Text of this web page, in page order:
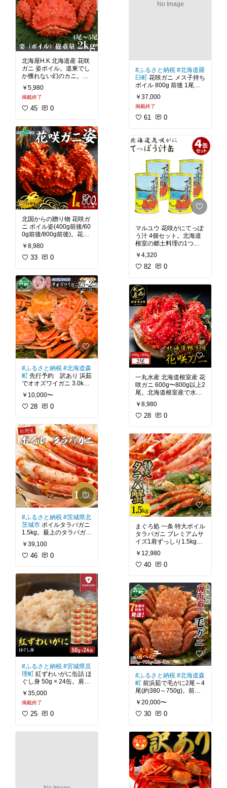
#オオズワイガニ #浜茹で
#大量発生 #冷蔵 #海鮮 #
ごちそう #我が家のお取
り寄せ #おうちごはん #
晩ご飯の救世主 #晩酌の
おとも #映えグルメ #き
まぐれクック
#かねこ
#
送料無料
北海屋H.K 北海道産 花咲
ガニ 姿ボイル。道東でし
か獲れない幻のカニ。肉
厚で濃厚。茹でて良し、
焼いて良し、弾力のある
濃厚な花咲ガニは、汁物
や鍋、様々な調理に向い
セになります。身が詰ま
ったカニだけが厳選され
#北海屋HK #北海道 #花
咲ガニ #ボイル #絶品鍋 #
紋別 #カニ汁 #ごちそう #
我が家のお取り寄せ #お
うちごはん #晩ご飯の救
世主 #晩酌のおとも #映
えグルメ #送料無料
￥5,980
掲載終了
45 0
北国からの贈り物 花咲ガ
ニ ボイル姿(400g前後/60
0g前後/800g前後)。花が
咲いたような姿の花咲ガ
ニ。旨みが多く、芳醇で
コクと甘みがクセになる
す。ハサミを上下に振る
姿がツキを招いているよ
うに見えることから縁起
が良い食べ物とされてい
#花咲ガニ #北海道 #ボイ
ル #てっぽう汁 #海鮮 #ご
ちそう #我が家のお取り
寄せ #おうちごはん #晩
ご飯の救世主 #晩酌のお
とも #映えグルメ #絶品
#送料無料
￥8,980
33 0
#ふるさと納税 #北海道森
町 先行予約 訳あり 浜茹
でオオズワイガニ 3.0kg
詰め込みセット。大量発
生で厄介者扱いと言われ
ているオオズワイガニ。
ない美味しさと言われて
います。北海道噴火湾で
獲れた新鮮な「オオズワ
イガニ」を浜茹でし、急
速冷凍しています。足折
れ、足もげ、2枚皮、身
入りバラつきありなどの
ものが入っていますが、
家庭で茹でたてのかにの
#オオズワイガニ #訳あり
#噴火湾 #海鮮 #
冷凍 #足折れ #ボイル #ご
ちそう #我が家のお取り
寄せ #おうちごはん #晩
ご飯の救世主
えグルメ #きまぐれクッ
￥10,000〜
28 0
#ふるさと納税 #茨城県北
茨城市 ボイルタラバガニ
1.5kg。最上のタラバガニ
を厳選して袋詰めしてい
ます。他のズワイガニや
毛ガニとは比べものにな
し、美味しさそのまま急
速凍結した一級品。 自然
解凍するだけで、まるで
未冷凍のような身質と食
感、そして身離れの良さ
を実現しています。 大き
さといい、味といいタラ
バガニの魅力を存分に楽
#タラバガニ
#ボイル #冷
凍
#ごちそう
#我が家の
お取り寄せ #おうちごは
ん #晩ご飯の救世主 #晩
酌のおとも #海鮮 #映え
グルメ #絶品鍋 #送料無
料
￥39,100
46 0
#ふるさと納税 #宮城県亘
理町 紅ずわいがに缶詰 ほ
ぐし身 50g × 24缶。肩肉
ほぐし身で造った、最も
手軽に色々なお料理に使
えるタイプです。なるべ
くカニ肉がふっくらする
￥35,000
掲載終了
25 0
#大量発生
#冷蔵 #海鮮
No Image
#ふるさと納税 #北海道羅
臼町 花咲ガニ メス子持ち
ボイル 800g 前後 1尾。
日本では道東でしか取れ
ない「幻のかに」です。
かに通の中では食べるの
なら花咲がに、その中で
さ、身入を厳選して自社
工場でボイル加工してい
ます。身はもちろんのこ
と、みそも濃厚で花咲が
にの内子と和えて食べる
と思わず、うまい！と絶
品の味花咲がにが楽しめ
#花咲ガニ #メス子持ち #
内子 #海鮮 #ごちそう
#我
が家のお取り寄せ #おう
主 #晩酌のおとも #映え
グルメ #送料無料
￥37,000
掲載終了
61 0
マルユウ 花咲がにてっぽ
う汁 4個セット。北海道
根室の郷土料理の1つ鉄
砲汁。花咲ガニの脚をぶ
つ切りにして殻のまま味
噌汁に入れています。濃
になっています。北海道
東でしか獲れない「花咲
ガニ」はとても貴重なか
にです。根室花咲港でよ
く水揚げされること、茹
でるとパッと花が咲いた
ように赤くなることが由
#花咲ガニ #マルユウ #鉄
砲汁 #缶詰 #北海道 #根室
#郷土料理
#ぶつ切り #味
噌汁
#濃厚 #ごちそう
#我
が家のお取り寄せ #おう
ちごはん #晩ご飯の救世
主 #晩酌のおとも #映え
グルメ #送料無料
￥4,320
82 0
一丸水産 北海道根室産 花
咲ガニ 600g〜800g以上2
尾。北海道根室産で水揚
げされた花咲ガニを厳選
買い付け。活きたまま味
にこだわった塩水で浜茹
るほど身入りは抜群で
す。奇跡の地北海道が育
んだ新鮮な幸が根室から
#一丸水産 #根室 #花咲ガ
ニ #急速冷凍 #ボイル #海
鮮 #ごちそう #我が家の
お取り寄せ #おうちごは
ん #晩ご飯の救世主 #晩
酌のおとも #映えグルメ
#送料無料
￥8,980
28 0
まぐろ処 一条 特大ボイル
タラバガニ プレミアムサ
イズ1肩ずっしり1.5kg。
大きすぎて量販店には出
回らない希少品。身入り
の良い蟹身を厳選。ぶっ
も文句なし。ボイル済み
ですぐに急速冷凍。獲り
たてタラバの旨みを閉じ
込めた状態で、すぐに食
#まぐろ処一条 #タラバガ
ニ #ボイル #特大＃プレ
ミアム#ごちそう #我が
家のお取り寄せ #おうち
ごはん #晩ご飯の救世主
#晩酌のおとも #映えグル
#お弁当作り
#送料無
料
￥12,980
40 0
#ふるさと納税 #北海道森
町 前浜茹で毛がに2尾～4
尾(約380～750g)。前浜
茹で毛ガニを急速冷凍。
プロの絶妙な塩加減が、
濃厚な旨みを引き出して
をぎゅっと閉じ込めてい
ます。 身の締まった濃厚
な味と、プロの職人の絶
妙な塩加減がなんともた
まりません。 本物の濃厚
な旨みを味わえる逸品で
す。ほぐしたカニの身を
￥20,000〜
30 0